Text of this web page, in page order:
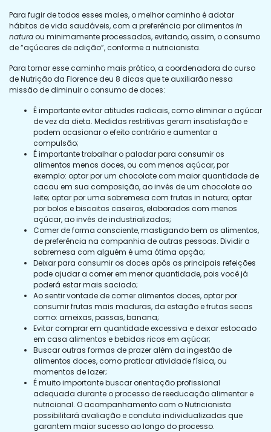
Para fugir de todos esses males, o melhor caminho é adotar
hábitos de vida saudáveis, com a preferência por alimentos in
naturaou minimamente processados, evitando, assim, o consumo
de “açúcares de adição”, conforme a nutricionista.
Para tornar esse caminho mais prático, a coordenadora do curso
de Nutrição da Florence deu 8 dicas que te auxiliarão nessa
missão de diminuir o consumo de doces:
É importante evitar atitudes radicais, como eliminar o açúcar
de vez da dieta. Medidas restritivas geram insatisfação e
podem ocasionar o efeito contrário e aumentar a
compulsão;
É importante trabalhar o paladar para consumir os
alimentos menos doces, ou com menos açúcar, por
exemplo: optar por um chocolate com maior quantidade de
cacau em sua composição, ao invés de um chocolate ao
leite; optar por uma sobremesa com frutas in natura; optar
por bolos e biscoitos caseiros, elaborados com menos
açúcar, ao invés de industrializados;
Comer de forma consciente, mastigando bem os alimentos,
de preferência na companhia de outras pessoas. Dividir a
sobremesa com alguém é uma ótima opção;
Deixar para consumir os doces após as principais refeições
pode ajudar a comer em menor quantidade, pois você já
poderá estar mais saciado;
Ao sentir vontade de comer alimentos doces, optar por
consumir frutas mais maduras, da estação e frutas secas
como: ameixas, passas, banana;
Evitar comprar em quantidade excessiva e deixar estocado
em casa alimentos e bebidas ricos em açúcar;
Buscar outras formas de prazer além da ingestão de
alimentos doces, como praticar atividade física, ou
momentos de lazer;
É muito importante buscar orientação profissional
adequada durante o processo de reeducação alimentar e
nutricional. O acompanhamento com o Nutricionista
possibilitará avaliação e conduta individualizadas que
garantem maior sucesso ao longo do processo.